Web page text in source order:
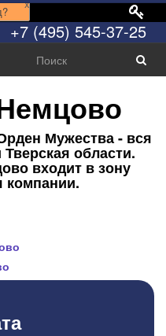
x
+7 (495) 545-37-25
Мужества - вся
области.
входит в зону
компании.